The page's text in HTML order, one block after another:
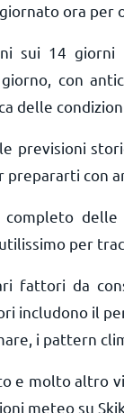
ora per
sui 14 giorni
con
delle
previsioni
prepararti con
per
fattori da
includono il
i pattern
e molto altro
meteo su